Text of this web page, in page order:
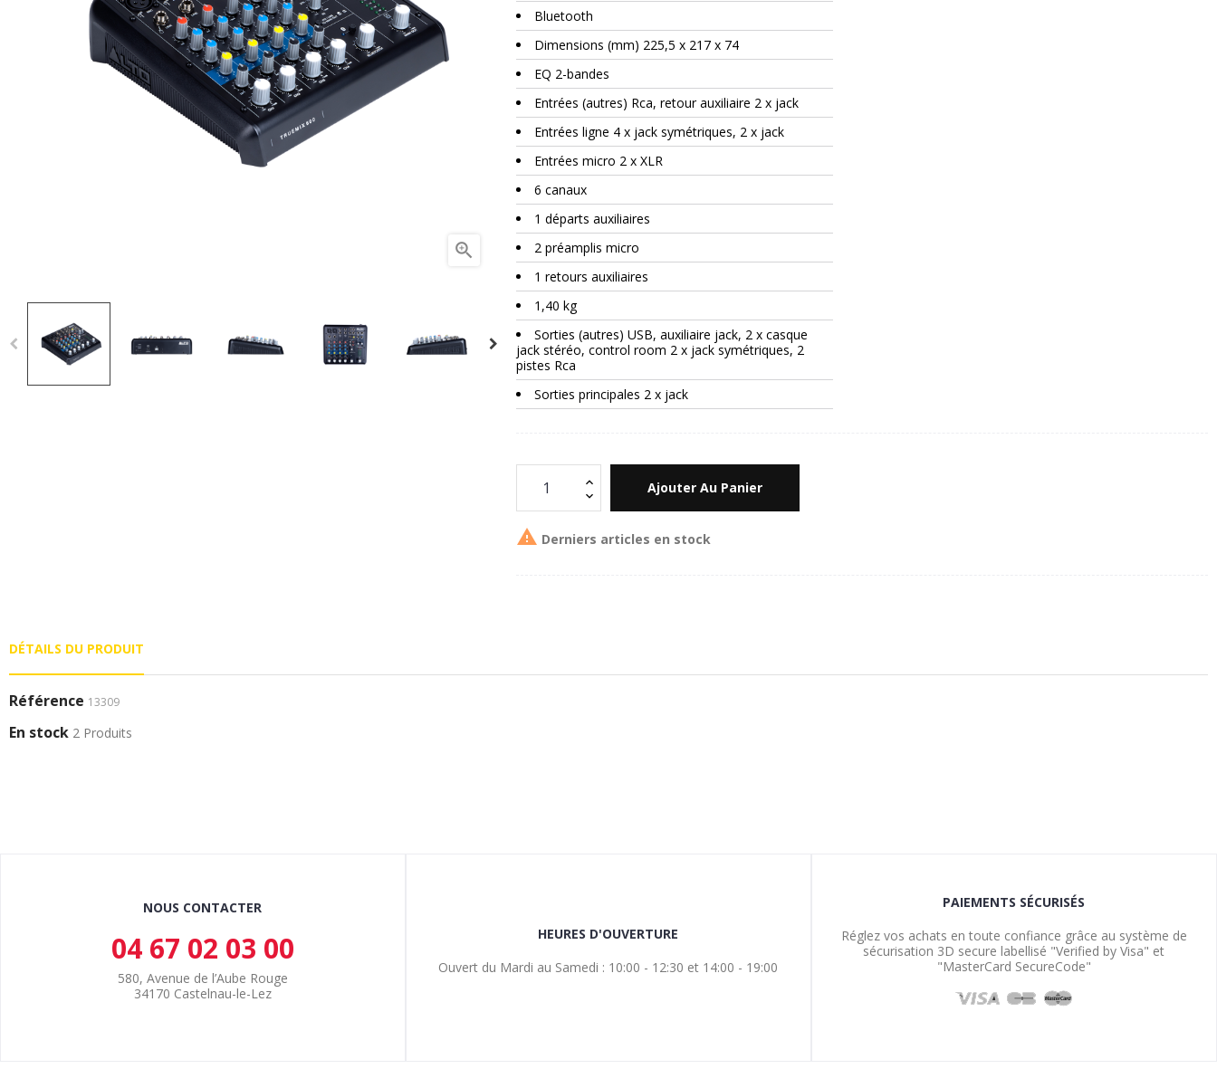

Bluetooth
Dimensions (mm) 225,5 x 217 x 74
EQ 2-bandes
Entrées (autres) Rca, retour auxiliaire 2 x jack
Entrées ligne 4 x jack symétriques, 2 x jack
Entrées micro 2 x XLR
6 canaux
1 départs auxiliaires
2 préamplis micro
1 retours auxiliaires
1,40 kg
Sorties (autres) USB, auxiliaire jack, 2 x casque
jack stéréo, control room 2 x jack symétriques, 2
pistes Rca
Sorties principales 2 x jack
Ajouter Au Panier
 Derniers articles en stock
DÉTAILS DU PRODUIT
Référence 13309
En stock 2 Produits
NOUS CONTACTER
04 67 02 03 00
580, Avenue de l’Aube Rouge
34170 Castelnau-le-Lez
HEURES D'OUVERTURE
Ouvert du Mardi au Samedi : 10:00 - 12:30 et 14:00 - 19:00
PAIEMENTS SÉCURISÉS
Réglez vos achats en toute confiance grâce au système de
sécurisation 3D secure labellisé "Verified by Visa" et
"MasterCard SecureCode"